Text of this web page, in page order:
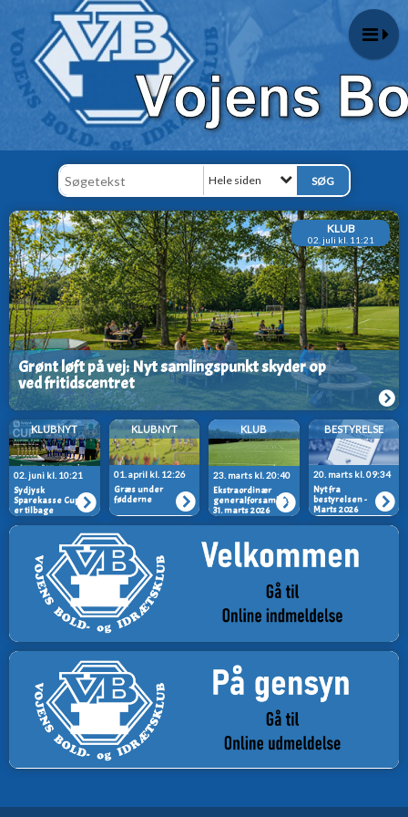
Hele siden
KLUB
02. juli kl. 11:21
Grønt løft på vej: Nyt samlingspunkt skyder op
ved fritidscentret
KLUBNYT
02. juni kl. 10:21
Sydjysk
Sparekasse Cup
er tilbage
KLUBNYT
01. april kl. 12:26
Græs under
fødderne
KLUB
23. marts kl. 20:40
Ekstraordinær
generalforsamling
31. marts 2026
BESTYRELSE
20. marts kl. 09:34
Nyt fra
bestyrelsen -
Marts 2026